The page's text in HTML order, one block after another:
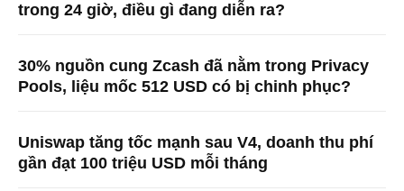
trong 24 giờ, điều gì đang diễn ra?
30% nguồn cung Zcash đã nằm trong Privacy
Pools, liệu mốc 512 USD có bị chinh phục?
Uniswap tăng tốc mạnh sau V4, doanh thu phí
gần đạt 100 triệu USD mỗi tháng